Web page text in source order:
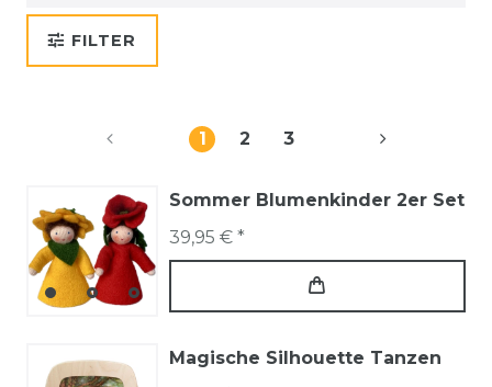
FILTER
1 2 3
Sommer Blumenkinder 2er Set
39,95 € *
Magische Silhouette Tanzen